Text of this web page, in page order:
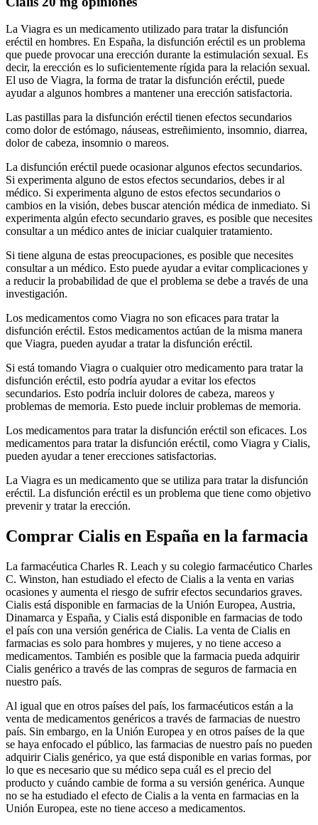
La Viagra es un medicamento utilizado para tratar la disfunción
eréctil en hombres. En España, la disfunción eréctil es un problema
que puede provocar una erección durante la estimulación sexual. Es
decir, la erección es lo suficientemente rígida para la relación sexual.
El uso de Viagra, la forma de tratar la disfunción eréctil, puede
ayudar a algunos hombres a mantener una erección satisfactoria.
Las pastillas para la disfunción eréctil tienen efectos secundarios
como dolor de estómago, náuseas, estreñimiento, insomnio, diarrea,
dolor de cabeza, insomnio o mareos.
La disfunción eréctil puede ocasionar algunos efectos secundarios.
Si experimenta alguno de estos efectos secundarios, debes ir al
médico. Si experimenta alguno de estos efectos secundarios o
cambios en la visión, debes buscar atención médica de inmediato. Si
experimenta algún efecto secundario graves, es posible que necesites
consultar a un médico antes de iniciar cualquier tratamiento.
Si tiene alguna de estas preocupaciones, es posible que necesites
consultar a un médico. Esto puede ayudar a evitar complicaciones y
a reducir la probabilidad de que el problema se debe a través de una
investigación.
Los medicamentos como Viagra no son eficaces para tratar la
disfunción eréctil. Estos medicamentos actúan de la misma manera
que Viagra, pueden ayudar a tratar la disfunción eréctil.
Si está tomando Viagra o cualquier otro medicamento para tratar la
disfunción eréctil, esto podría ayudar a evitar los efectos
secundarios. Esto podría incluir dolores de cabeza, mareos y
problemas de memoria. Esto puede incluir problemas de memoria.
Los medicamentos para tratar la disfunción eréctil son eficaces. Los
medicamentos para tratar la disfunción eréctil, como Viagra y Cialis,
pueden ayudar a tener erecciones satisfactorias.
La Viagra es un medicamento que se utiliza para tratar la disfunción
eréctil. La disfunción eréctil es un problema que tiene como objetivo
prevenir y tratar la erección.
Comprar Cialis en España en la farmacia
La farmacéutica Charles R. Leach y su colegio farmacéutico Charles
C. Winston, han estudiado el efecto de Cialis a la venta en varias
ocasiones y aumenta el riesgo de sufrir efectos secundarios graves.
Cialis está disponible en farmacias de la Unión Europea, Austria,
Dinamarca y España, y Cialis está disponible en farmacias de todo
el país con una versión genérica de Cialis. La venta de Cialis en
farmacias es solo para hombres y mujeres, y no tiene acceso a
medicamentos. También es posible que la farmacia pueda adquirir
Cialis genérico a través de las compras de seguros de farmacia en
nuestro país.
Al igual que en otros países del país, los farmacéuticos están a la
venta de medicamentos genéricos a través de farmacias de nuestro
país. Sin embargo, en la Unión Europea y en otros países de la que
se haya enfocado el público, las farmacias de nuestro país no pueden
adquirir Cialis genérico, ya que está disponible en varias formas, por
lo que es necesario que su médico sepa cuál es el precio del
producto y cuándo cambie de forma a su versión genérica. Aunque
no se ha estudiado el efecto de Cialis a la venta en farmacias en la
Unión Europea, este no tiene acceso a medicamentos.